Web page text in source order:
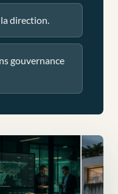
direction.
gouvernance